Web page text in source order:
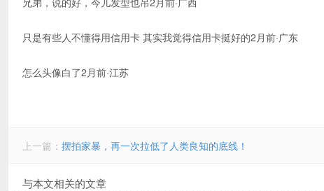
只是有些人不懂得用信用卡 其实我觉得信用卡挺好的2月前·广东
怎么头像白了2月前·江苏
上一篇： 摆拍家暴，再一次拉低了人类良知的底线！
与本文相关的文章